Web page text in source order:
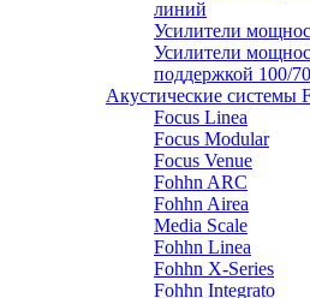
линий
Усилители
Усилители
поддержкой 100/
Акустические системы
Focus Linea
Focus Modular
Focus Venue
Fohhn ARC
Fohhn Airea
Media Scale
Fohhn Linea
Fohhn X-Series
Fohhn Integrato